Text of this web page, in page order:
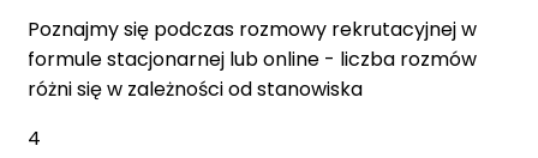
Poznajmy się podczas rozmowy rekrutacyjnej w
formule stacjonarnej lub online - liczba rozmów
różni się w zależności od stanowiska
4